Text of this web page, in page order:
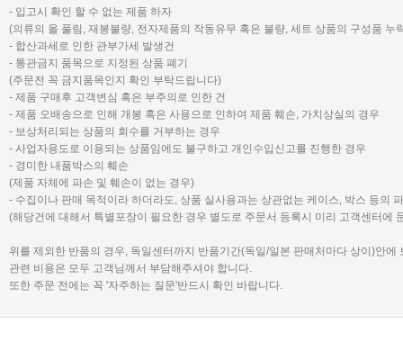
- 입고시 확인 할 수 없는 제품 하자
(의류의 올 풀림, 재봉불량, 전자제품의 작동유무 혹은 불량, 세트 상품의 구성품 누
- 합산과세로 인한 관부가세 발생건
- 통관금지 품목으로 지정된 상품 폐기
(주문전 꼭 금지품목인지 확인 부탁드립니다)
- 제품 구매후 고객변심 혹은 부주의로 인한 건
- 제품 오배송으로 인해 개봉 혹은 사용으로 인하여 제품 훼손, 가치상실의 경우
- 보상처리되는 상품의 회수를 거부하는 경우
- 사업자용도로 이용되는 상품임에도 불구하고 개인수입신고를 진행한 경우
- 경미한 내품박스의 훼손
(제품 자체에 파손 및 훼손이 없는 경우)
- 수집이나 판매 목적이라 하더라도, 상품 실사용과는 상관없는 케이스, 박스 등의
(해당건에 대해서 특별포장이 필요한 경우 별도로 주문서 등록시 미리 고객센터에
위를 제외한 반품의 경우, 독일센터까지 반품기간(독일/일본 판매처마다 상이)안에
관련 비용은 모두 고객님께서 부담해주셔야 합니다.
또한 주문 전에는 꼭 '자주하는 질문'반드시 확인 바랍니다.